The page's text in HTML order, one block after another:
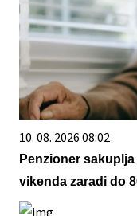
10. 08. 2026 08:02
Penzioner
vikenda zaradi do